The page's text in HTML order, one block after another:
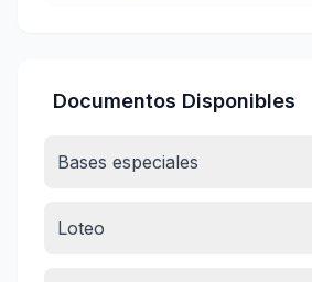
Documentos Disponibles
Bases especiales
Loteo